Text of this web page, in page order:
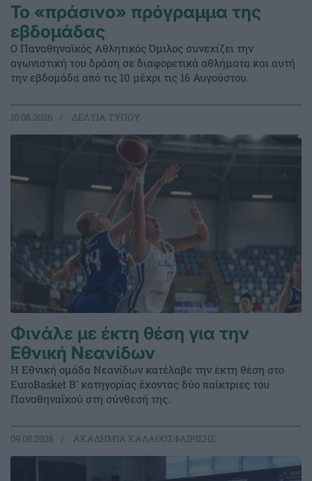
Το «πράσινο» πρόγραμμα της
εβδομάδας
Ο Παναθηναϊκός Αθλητικός Όμιλος συνεχίζει την
αγωνιστική του δράση σε διαφορετικά αθλήματα και αυτή
την εβδομάδα από τις 10 μέχρι τις 16 Αυγούστου.
10.08.2026 ΔΕΛΤΙΑ ΤΥΠΟΥ
Φινάλε με έκτη θέση για την
Εθνική Νεανίδων
Η Εθνική ομάδα Νεανίδων κατέλαβε την έκτη θέση στο
EuroBasket Β' κατηγορίας έχοντας δύο παίκτριες του
Παναθηναϊκού στη σύνθεσή της.
09.08.2026 ΑΚΑΔΗΜΙΑ ΚΑΛΑΘΟΣΦΑΙΡΙΣΗΣ